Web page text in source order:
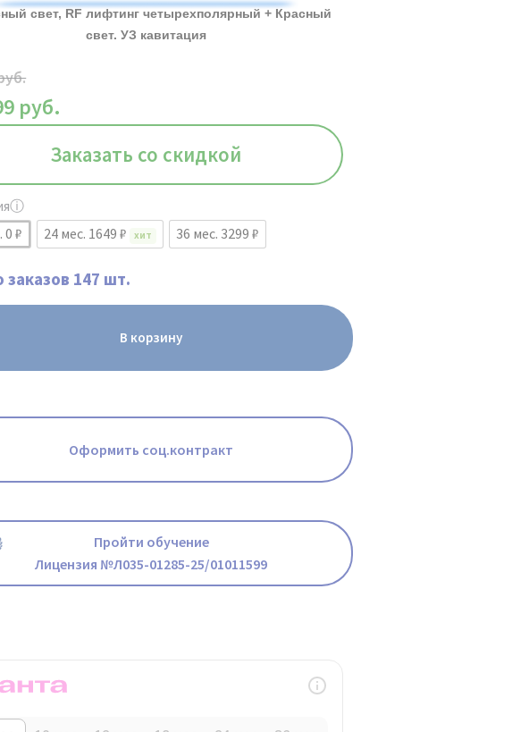
свет, RF лифтинг четырехполярный + Красный
свет. УЗ кавитация
руб.
Заказать со скидкой
ⓘ
0 ₽
24 мес. 1649 ₽ ХИТ 36 мес. 3299 ₽
заказов 147 шт.
В корзину
Оформить соц.контракт
Пройти обучение
Лицензия №Л035-01285-25/01011599